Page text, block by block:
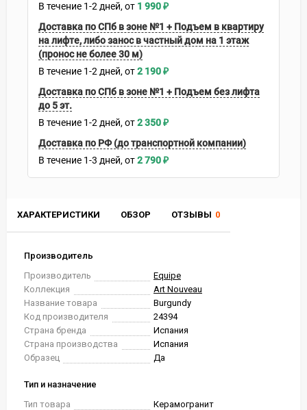
ХАРАКТЕРИСТИКИ ОБЗОР ОТЗЫВЫ 0
Производитель
Производитель
Equipe
Коллекция
Art Nouveau
Название товара
Burgundy
Код производителя
24394
Страна бренда
Испания
Страна производства
Испания
Образец
Да
Тип и назначение
Тип товара
Керамогранит
В течение 1-2 дней 1 990₽
Доставка по СПб в зоне №1 + Подъем в квартиру
на лифте, либо занос в частный дом на 1 этаж
(пронос не более 30 м)
В течение 1-2 дней 2 190₽
Доставка по СПб в зоне №1 + Подъем без лифта
до 5 эт.
В течение 1-2 дней 2 350₽
Доставка по РФ (до транспортной компании)
В течение 1-3 дней 2 790₽